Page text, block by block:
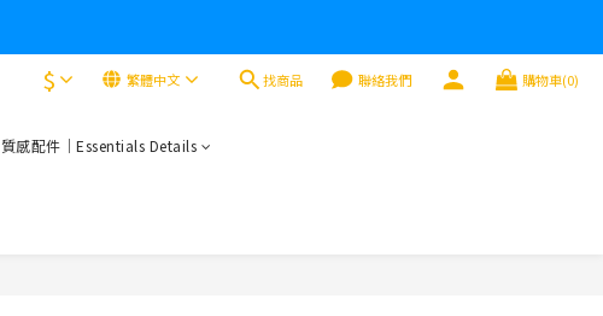
$ 繁體中文 找商品 聯絡我們 購物車(0)
質感配件｜Essentials Details